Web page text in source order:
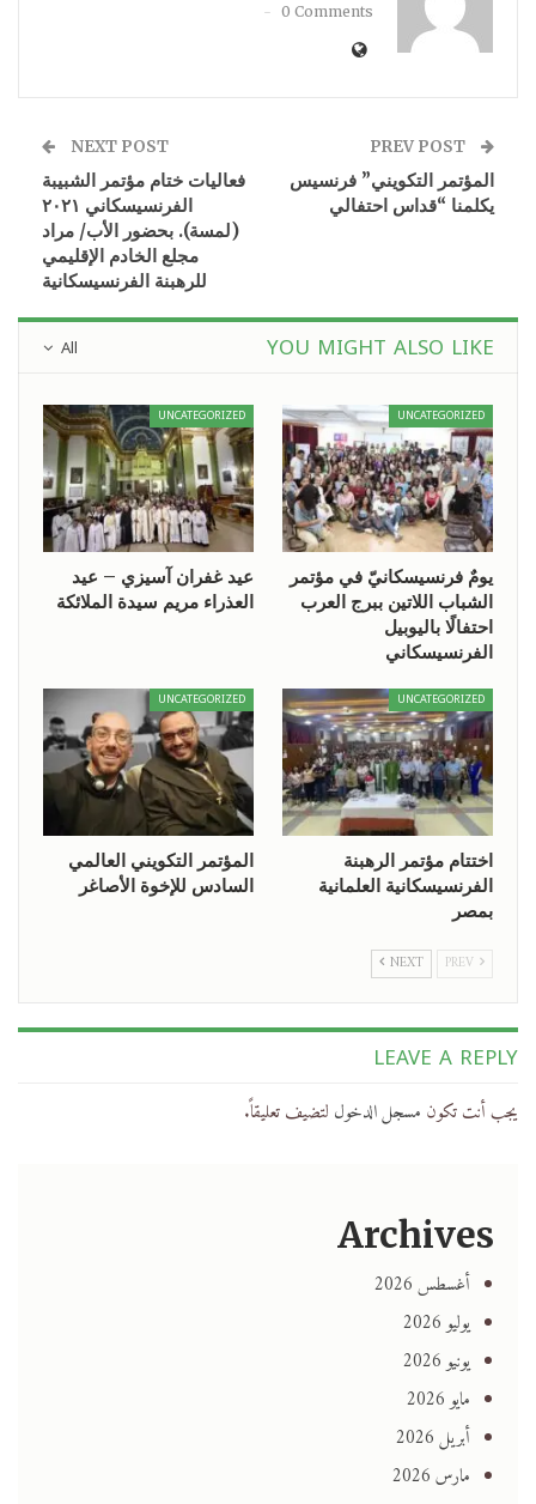
0 Comments
المؤتمر التكويني” فرنسيس
يكلمنا “قداس احتفالي
NEXT POST
فعاليات ختام مؤتمر الشبيبة
الفرنسيسكاني ٢٠٢١
(لمسة). بحضور الأب/ مراد
مجلع الخادم الإقليمي
للرهبنة الفرنسيسكانية
All YOU MIGHT ALSO LIKE
UNCATEGORIZED
يومٌ فرنسيسكانيّ في مؤتمر
الشباب اللاتين ببرج العرب
احتفالًا باليوبيل
الفرنسيسكاني
UNCATEGORIZED
عيد غفران آسيزي – عيد
العذراء مريم سيدة الملائكة
UNCATEGORIZED
اختتام مؤتمر الرهبنة
الفرنسيسكانية العلمانية
بمصر
UNCATEGORIZED
المؤتمر التكويني العالمي
السادس للإخوة الأصاغر
NEXT
LEAVE A REPLY
يجب أنت تكون مسجل الدخول لتضيف تعليقاً.
Archives
أغسطس 2026
يوليو 2026
يونيو 2026
مايو 2026
أبريل 2026
مارس 2026